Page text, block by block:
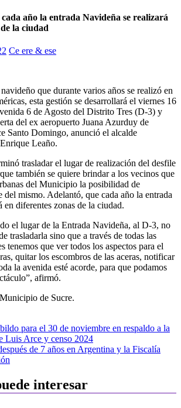
año la entrada Navideña se realizará
la ciudad
Ce ere & ese
que durante varios años se realizó en
esta gestión se desarrollará el viernes 16
6 de Agosto del Distrito Tres (D-3) y
del ex aeropuerto Juana Azurduy de
Santo Domingo, anunció el alcalde
Leaño.
trasladar el lugar de realización del desfile
también se quiere brindar a los vecinos que
del Municipio la posibilidad de
del mismo. Adelantó, que cada año la entrada
en diferentes zonas de la ciudad.
el lugar de la Entrada Navideña, al D-3, no
trasladarla sino que a través de todas las
tenemos que ver todos los aspectos para el
quitar los escombros de las aceras, notificar
la avenida esté acorde, para que podamos
afirmó.
de Sucre.
para el 30 de noviembre en respaldo a la
Luis Arce y censo 2024
de 7 años en Argentina y la Fiscalía
interesar